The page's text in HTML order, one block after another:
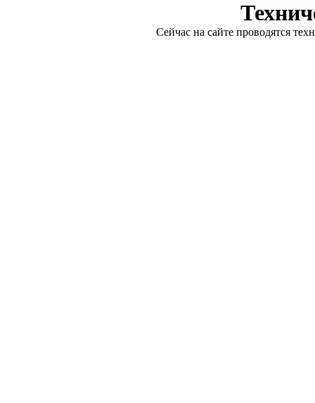
Сейчас на сайте проводятся